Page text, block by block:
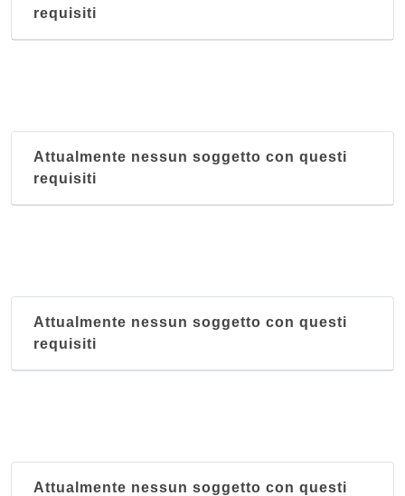
requisiti
Attualmente nessun soggetto con questi
requisiti
Attualmente nessun soggetto con questi
requisiti
Attualmente nessun soggetto con questi